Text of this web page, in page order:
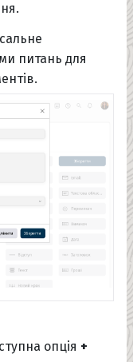
питань для
опція +